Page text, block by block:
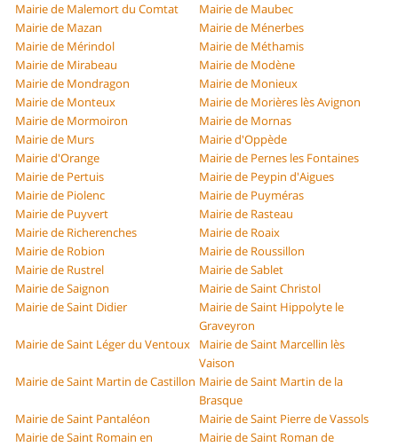
Mairie de Malemort du Comtat
Mairie de Maubec
Mairie de Mazan
Mairie de Ménerbes
Mairie de Mérindol
Mairie de Méthamis
Mairie de Mirabeau
Mairie de Modène
Mairie de Mondragon
Mairie de Monieux
Mairie de Monteux
Mairie de Morières lès Avignon
Mairie de Mormoiron
Mairie de Mornas
Mairie de Murs
Mairie d'Oppède
Mairie d'Orange
Mairie de Pernes les Fontaines
Mairie de Pertuis
Mairie de Peypin d'Aigues
Mairie de Piolenc
Mairie de Puyméras
Mairie de Puyvert
Mairie de Rasteau
Mairie de Richerenches
Mairie de Roaix
Mairie de Robion
Mairie de Roussillon
Mairie de Rustrel
Mairie de Sablet
Mairie de Saignon
Mairie de Saint Christol
Mairie de Saint Didier
Mairie de Saint Hippolyte le
Graveyron
Mairie de Saint Léger du Ventoux
Mairie de Saint Marcellin lès
Vaison
Mairie de Saint Martin de Castillon Mairie de Saint Martin de la
Brasque
Mairie de Saint Pantaléon
Mairie de Saint Pierre de Vassols
Mairie de Saint Romain en
Mairie de Saint Roman de